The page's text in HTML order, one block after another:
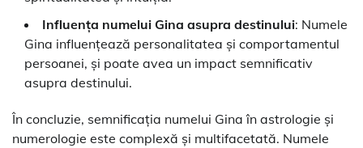
Influența numelui Gina asupra destinului: Numele
Gina influențează personalitatea și comportamentul
persoanei, și poate avea un impact semnificativ
asupra destinului.
În concluzie, semnificația numelui Gina în astrologie și
numerologie este complexă și multifacetată. Numele